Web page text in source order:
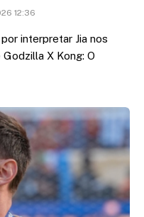
12:36
interpretar Jia nos
X Kong: O